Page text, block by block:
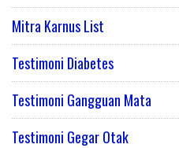
Mitra Karnus List
Testimoni Diabetes
Testimoni Gangguan Mata
Testimoni Gegar Otak